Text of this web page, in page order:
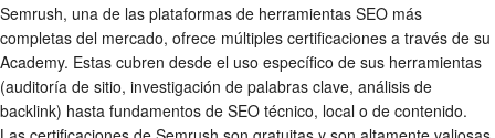
Semrush, una de las plataformas de herramientas SEO más
completas del mercado, ofrece múltiples certificaciones a través de su
Academy. Estas cubren desde el uso específico de sus herramientas
(auditoría de sitio, investigación de palabras clave, análisis de
backlink) hasta fundamentos de SEO técnico, local o de contenido.